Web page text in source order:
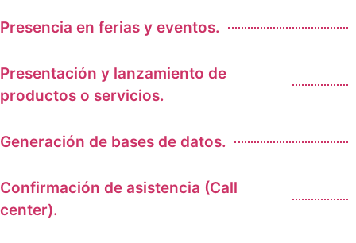
Presencia en ferias y eventos.
Presentación y lanzamiento de
productos o servicios.
Generación de bases de datos.
Confirmación de asistencia (Call
center).